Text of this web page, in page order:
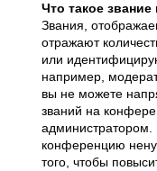
Что такое звание
Звания,
отражают
или
например,
вы не можете
званий на
администратором.
конференцию
того, чтобы